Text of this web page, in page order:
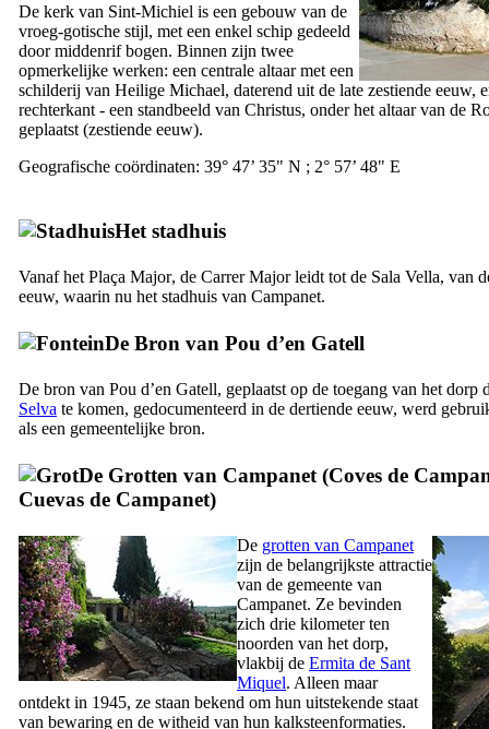
De kerk van Sint-Michiel is een gebouw van de
vroeg-gotische stijl, met een enkel schip gedeeld
door middenrif bogen. Binnen zijn twee
opmerkelijke werken: een centrale altaar met een
schilderij van Heilige Michael, daterend uit de late zestiende eeuw,
rechterkant - een standbeeld van Christus, onder het altaar van de
geplaatst (zestiende eeuw).
Geografische coördinaten: 39° 47’ 35" N ; 2° 57’ 48" E
Het stadhuis
Vanaf het Plaça Major, de Carrer Majorleidt tot de Sala Vella, van
eeuw, waarin nu het stadhuis van Campanet.
De Bron van Pou d’en Gatell
De bron van Pou d’en Gatell, geplaatst op de toegang van het dorp
Selva te komen, gedocumenteerd in de dertiende eeuw, werd
als een gemeentelijke bron.
De Grotten van Campanet (Coves de
Cuevas de Campanet)
De grotten van Campanet
zijn de belangrijkste attractie
van de gemeente van
Campanet. Ze bevinden
zich drie kilometer ten
noorden van het dorp,
vlakbij de Ermita de Sant
Miquel. Alleen maar
ontdekt in 1945, ze staan ​​bekend om hun uitstekende staat
van bewaring en de witheid van hun kalksteenformaties.